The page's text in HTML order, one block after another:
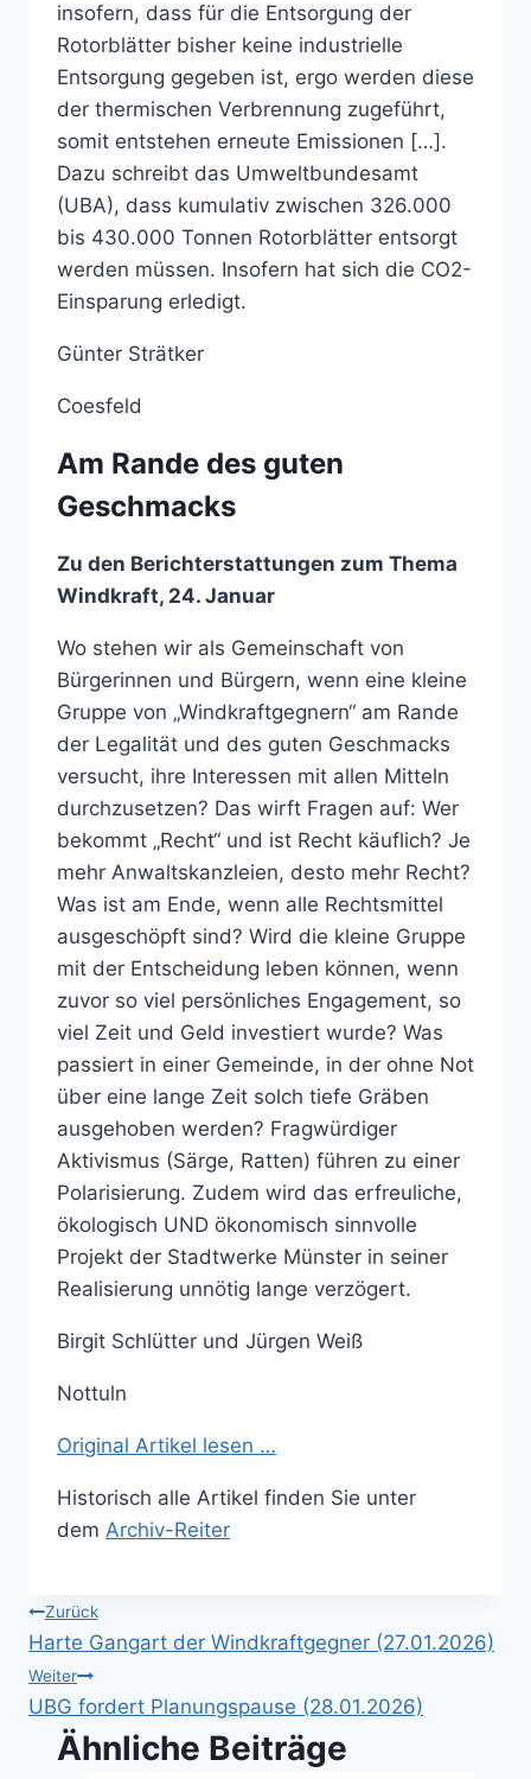
insofern, dass für die Entsorgung der
Rotorblätter bisher keine industrielle
Entsorgung gegeben ist, ergo werden diese
der thermischen Verbrennung zugeführt,
somit entstehen erneute Emissionen […].
Dazu schreibt das Umweltbundesamt
(UBA), dass kumulativ zwischen 326.000
bis 430.000 Tonnen Rotorblätter entsorgt
werden müssen. Insofern hat sich die CO2-
Einsparung erledigt.
Günter Strätker
Coesfeld
Am Rande des guten
Geschmacks
Zu den Berichterstattungen zum Thema
Windkraft, 24. Januar
Wo stehen wir als Gemeinschaft von
Bürgerinnen und Bürgern, wenn eine kleine
Gruppe von „Windkraftgegnern“ am Rande
der Legalität und des guten Geschmacks
versucht, ihre Interessen mit allen Mitteln
durchzusetzen? Das wirft Fragen auf: Wer
bekommt „Recht“ und ist Recht käuflich? Je
mehr Anwaltskanzleien, desto mehr Recht?
Was ist am Ende, wenn alle Rechtsmittel
ausgeschöpft sind? Wird die kleine Gruppe
mit der Entscheidung leben können, wenn
zuvor so viel persönliches Engagement, so
viel Zeit und Geld investiert wurde? Was
passiert in einer Gemeinde, in der ohne Not
über eine lange Zeit solch tiefe Gräben
ausgehoben werden? Fragwürdiger
Aktivismus (Särge, Ratten) führen zu einer
Polarisierung. Zudem wird das erfreuliche,
ökologisch UND ökonomisch sinnvolle
Projekt der Stadtwerke Münster in seiner
Realisierung unnötig lange verzögert.
Birgit Schlütter und Jürgen Weiß
Nottuln
Original Artikel lesen …
Historisch alle Artikel finden Sie unter
dem Archiv-Reiter
Beitragsnavigation
Zurück
Harte Gangart der Windkraftgegner (27.01.2026)
Weiter
UBG fordert Planungspause (28.01.2026)
Ähnliche Beiträge